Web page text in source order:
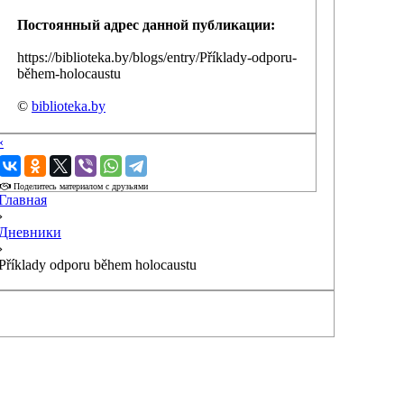
Постоянный адрес данной публикации:
https://biblioteka.by/blogs/entry/Příklady-odporu-
během-holocaustu
© biblioteka.by
‹
›
Поделитесь материалом с друзьями
›
Дневники
›
odporu během holocaustu